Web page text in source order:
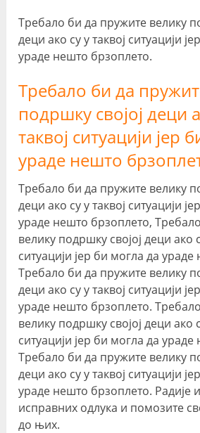
Требало би да пружите велику
деци ако су у таквој ситуацији
ураде нешто брзоплето.
Требало би да
подршку својој деци
таквој ситуацији јер
ураде нешто
Требало би да пружите велику
деци ако су у таквој ситуацији
ураде нешто брзоплето,
велику подршку својој деци ако
ситуацији јер би могла да
Требало би да пружите велику
деци ако су у таквој ситуацији
ураде нешто брзоплето.
велику подршку својој деци ако
ситуацији јер би могла да
Требало би да пружите велику
деци ако су у таквој ситуацији
ураде нешто брзоплето. Радије
исправних одлука и помозите
до њих.